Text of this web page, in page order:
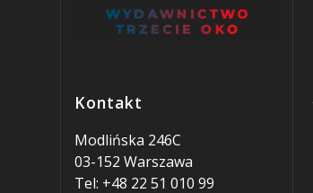
Kontakt
Modlińska 246C
03-152 Warszawa
Tel: +48 22 51 010 99